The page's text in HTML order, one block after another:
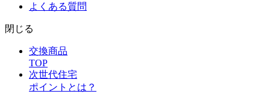
よくある質問
閉じる
交換商品
TOP
次世代住宅
ポイントとは？